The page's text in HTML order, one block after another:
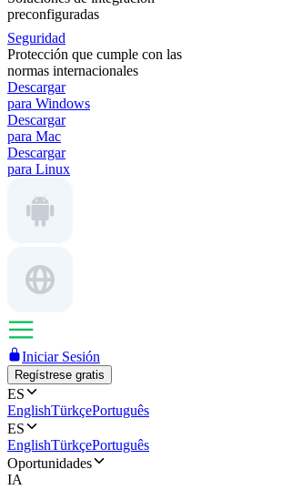
preconfiguradas
Seguridad
Protección que cumple con las
normas internacionales
Descargar
para Windows
Descargar
para Mac
Descargar
para Linux
Iniciar Sesión
Regístrese gratis
ES
EnglishTürkçePortuguês
ES
EnglishTürkçePortuguês
Oportunidades
IA